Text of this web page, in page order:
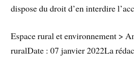
dispose du droit d’en interdire
Espace rural et environnement >
ruralDate : 07 janvier 2022La